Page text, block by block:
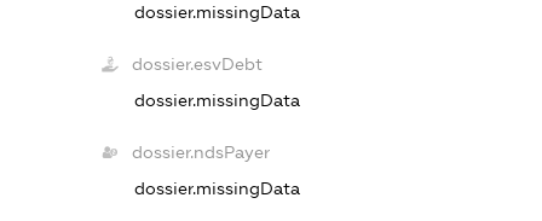
dossier.missingData
dossier.esvDebt
dossier.missingData
dossier.ndsPayer
dossier.missingData